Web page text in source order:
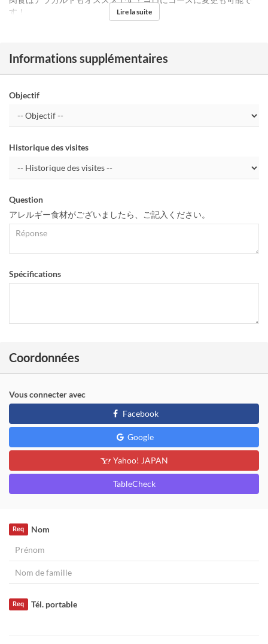
す！
Lire la suite
Informations supplémentaires
Objectif
Historique des visites
Question
アレルギー食材がございましたら、ご記入ください。
Spécifications
Coordonnées
Vous connecter avec
Facebook
Google
Yahoo! JAPAN
TableCheck
Nom
Req
Tél. portable
Req